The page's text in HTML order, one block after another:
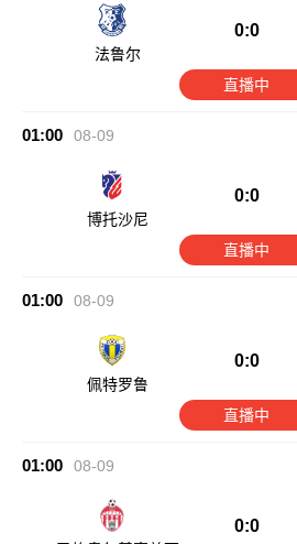
法鲁尔
0:0
直播中
01:00 08-09
博托沙尼
0:0
直播中
01:00 08-09
佩特罗鲁
0:0
直播中
01:00 08-09
0:0